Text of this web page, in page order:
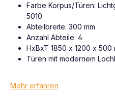
Farbe Korpus/Türen:
5010
Abteilbreite: 300 mm
Anzahl Abteile: 4
HxBxT 1850 x 1200 x 500
Türen mit modernem
Mehr erfahren